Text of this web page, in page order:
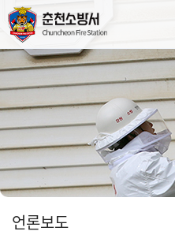
언론보도